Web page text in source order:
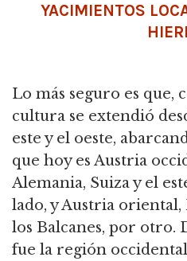
YACIMIENTOS
Lo más seguro es que,
cultura se extendió
este y el oeste,
que hoy es Austria
Alemania, Suiza y el
lado, y Austria oriental,
los Balcanes, por otro.
fue la región